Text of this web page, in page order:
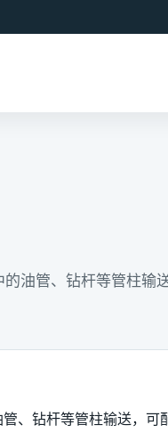
油管、钻杆等管柱输
、钻杆等管柱输送，